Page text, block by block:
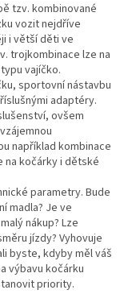
tzv. kombinované
vozit nejdříve
i větší děti ve
trojkombinace lze na
vajíčko.
sportovní nástavbu
adaptéry.
ovšem
například kombinace
na kočárky i dětské
parametry. Bude
madla? Je ve
nákup? Lze
jízdy? Vyhovuje
byste, kdyby měl váš
výbavu kočárku
priority.